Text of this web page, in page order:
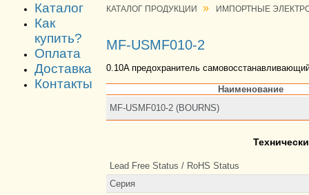
Каталог
Как
купить?
Оплата
Доставка
Контакты
КАТАЛОГ ПРОДУКЦИИ » ИМПОРТНЫЕ
MF-USMF010-2
0.10A предохранитель
Наименование
MF-USMF010-2 (BOURNS)
Lead Free Status / RoHS Status
Серия